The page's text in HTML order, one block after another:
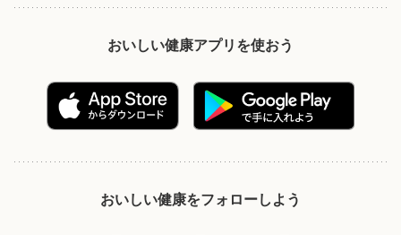
おいしい健康アプリを使おう
おいしい健康をフォローしよう